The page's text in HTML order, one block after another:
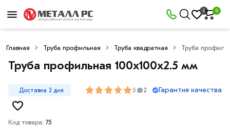
0 0
Главная Труба профильная Труба квадратная Труба
Труба профильная 100х100х2.5 мм
Доставка 3 дня 5 2 Гарантия качества
Код товара: 75